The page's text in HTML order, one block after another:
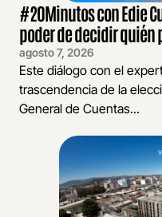
#20Minutos con Edie
poder de decidir
agosto 7, 2026
Este diálogo con el
trascendencia de la
General de Cuentas...